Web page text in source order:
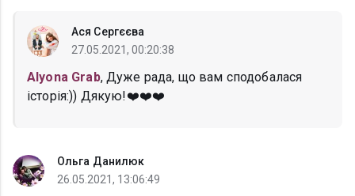
Ася Сергєєва
27.05.2021, 00:20:38
Alyona Grab, Дуже рада, що вам сподобалася
історія:)) Дякую!❤️❤️❤️
Ольга Данилюк
26.05.2021, 13:06:49